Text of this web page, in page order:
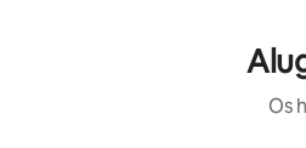
Os